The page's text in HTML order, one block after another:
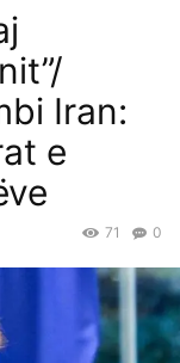
Iran:
e
0
71